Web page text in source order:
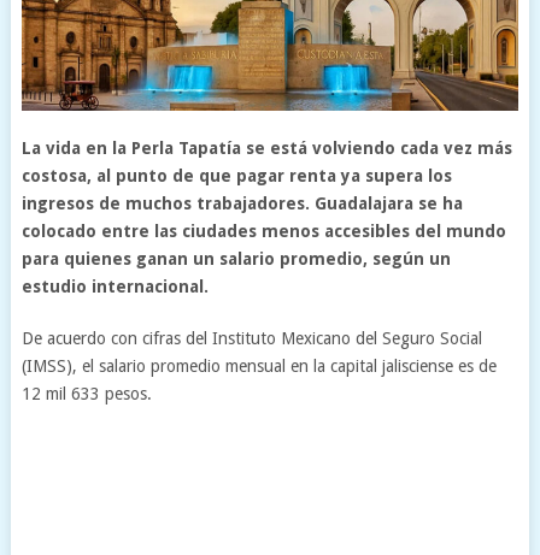
La vida en la Perla Tapatía se está volviendo cada vez más
costosa, al punto de que pagar renta ya supera los
ingresos de muchos trabajadores. Guadalajara se ha
colocado entre las ciudades menos accesibles del mundo
para quienes ganan un salario promedio, según un
estudio internacional.
De acuerdo con cifras del Instituto Mexicano del Seguro Social
(IMSS), el salario promedio mensual en la capital jalisciense es de
12 mil 633 pesos.